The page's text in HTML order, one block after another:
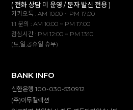
( 전화 상담 미 운영 / 문자 발신 전용 )
카카오톡 : AM 10:00 ~ PM 17:00
1:1 문의 : AM 10:00 ~ PM 17:00
점심시간 : PM 12:00 ~ PM 13:10
(토,일,공휴일 휴무)
BANK INFO
신한은행 100-030-530912
(주)이투컬렉션